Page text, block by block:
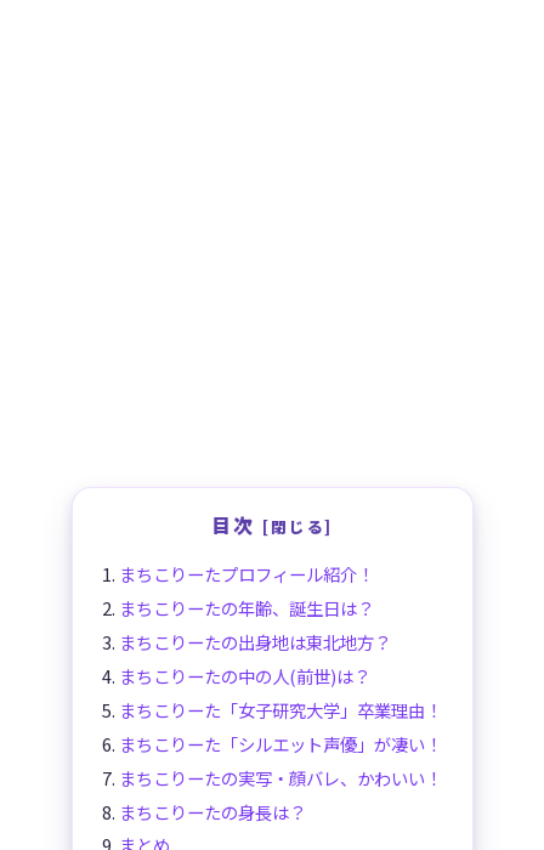
目次
まちこりーたプロフィール紹介！
まちこりーたの年齢、誕生日は？
まちこりーたの出身地は東北地方？
まちこりーたの中の人(前世)は？
まちこりーた「女子研究大学」卒業理由！
まちこりーた「シルエット声優」が凄い！
まちこりーたの実写・顔バレ、かわいい！
まちこりーたの身長は？